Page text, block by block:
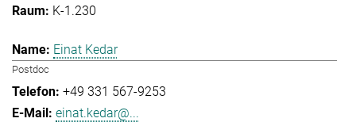
K-1.230
Einat Kedar
Postdoc
+49 331 567-9253
einat.kedar@...